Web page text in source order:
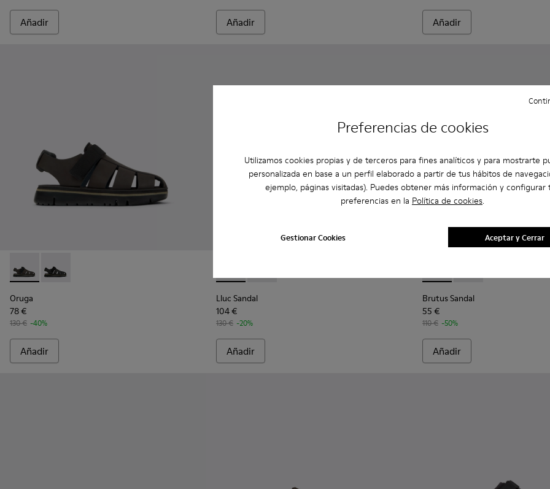
Preferencias de cookies
Utilizamos cookies propias y de terceros para fines analíticos y para mostrarte
personalizada en base a un perfil elaborado a partir de tus hábitos de
ejemplo, páginas visitadas). Puedes obtener más información y configurar
preferencias en la Política de cookies.
Gestionar Cookies Aceptar y Cerrar
Añadir Añadir Añadir
Oruga - K100285-006 - Sandalias de piel y tejido marrones para hombre.
Oruga - K100285-007 - Sandalias negras de piel y tejido para hombre.
Oruga
78 €
130 € -40%
Añadir
Lluc Sandal
104 €
130 € -20%
Añadir
Brutus Sandal - K101046-
Brutus Sandal
55 €
110 € -50%
Añadir